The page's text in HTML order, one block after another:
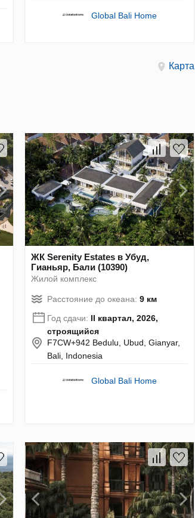
Global Bali Home
Карта
ЖК Serenity Estates в Убуд,
Гианьяр, Бали (10390)
Жилой комплекс
Расстояние до океана:9 км
Год сдачи: II квартал, 2026,
строящийся
F7CW+942 Bedulu, Ubud, Gianyar,
Bali, Indonesia
Global Bali Home